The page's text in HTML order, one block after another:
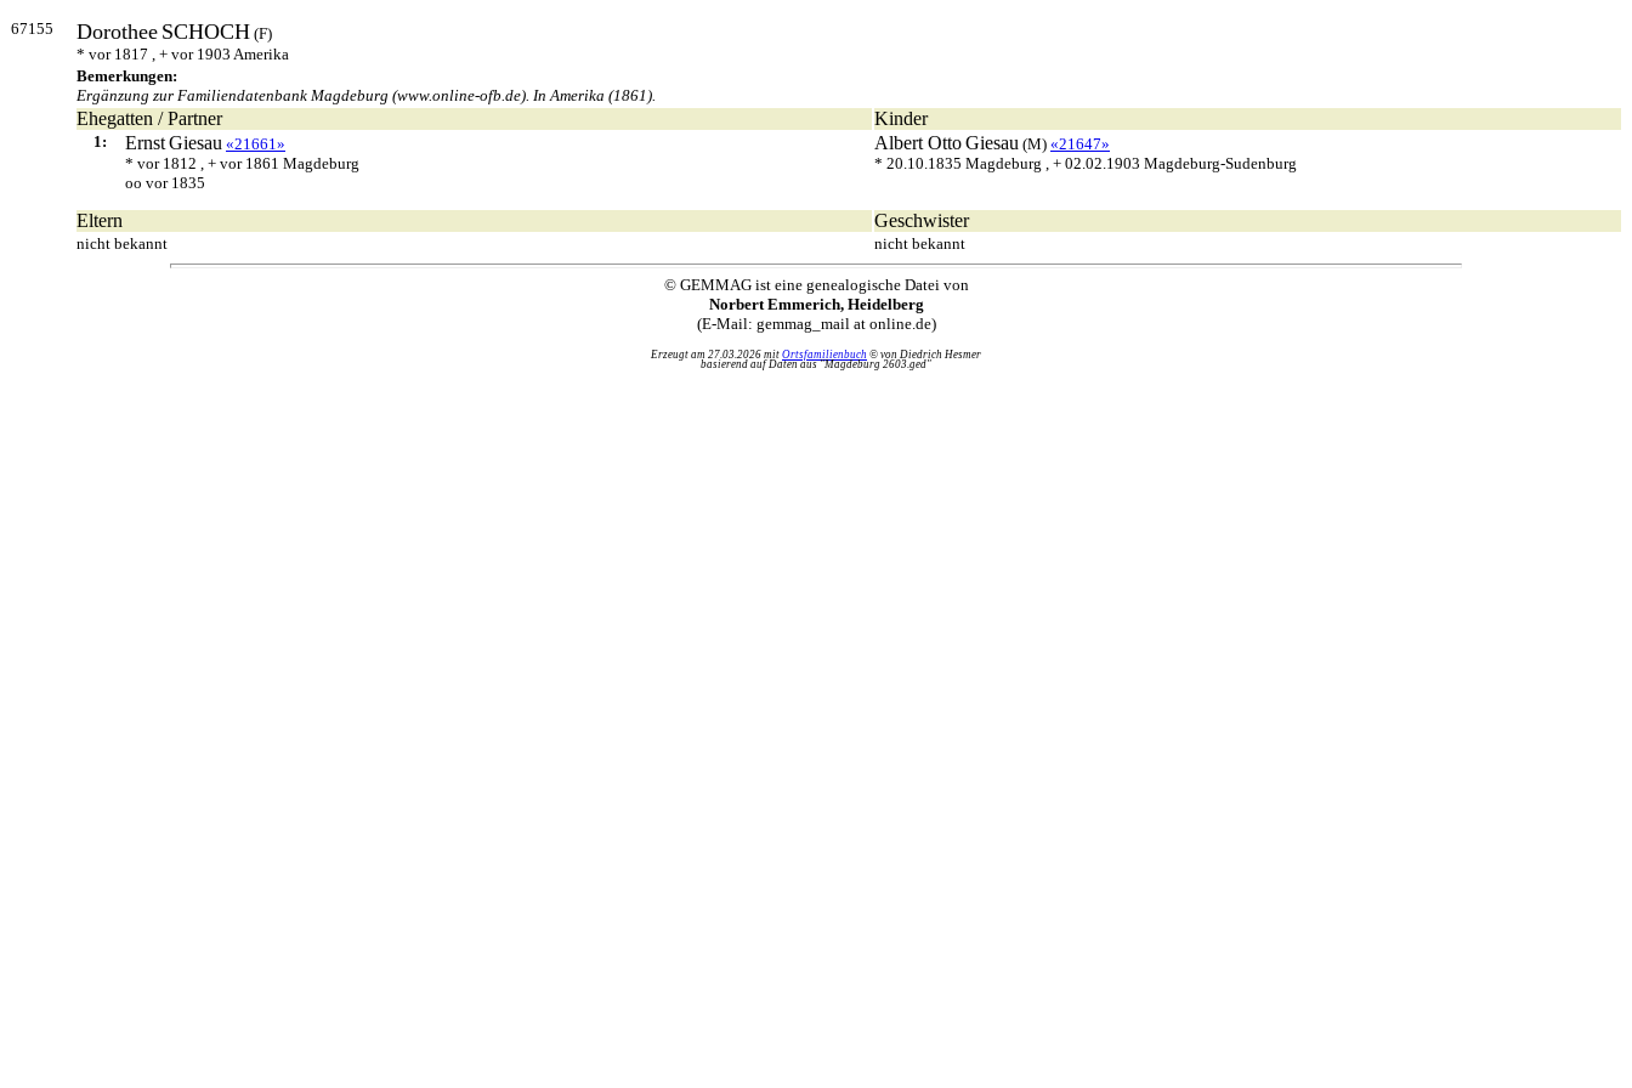
67155 Dorothee SCHOCH (F)
* vor 1817 , + vor 1903 Amerika
Bemerkungen:
Ergänzung zur Familiendatenbank Magdeburg (www.online-ofb.de). In Amerika (1861).
Ehegatten / Partner Kinder
1: ErnstGiesau «21661»
* vor 1812 , + vor 1861 Magdeburg
oo vor 1835
Albert OttoGiesau (M) «21647»
* 20.10.1835 Magdeburg , + 02.02.1903 Magdeburg-Sudenburg
Eltern Geschwister
nicht bekannt nicht bekannt
© GEMMAG ist eine genealogische Datei von
Norbert Emmerich, Heidelberg
(E-Mail: gemmag_mail at online.de)
Erzeugt am 27.03.2026 mit Ortsfamilienbuch © von Diedrich Hesmer
basierend auf Daten aus "Magdeburg 2603.ged"